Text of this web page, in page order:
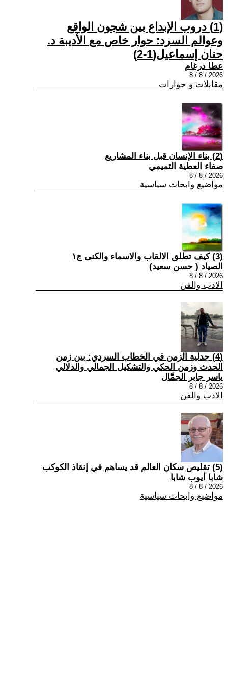
(1) دروب الإبداع بين شجون الواقع
وعوالم السرد: حوار خاص مع الأديبة د.
حنان إسماعيل(1-2)
عطا درغام
2026 / 8 / 8
مقابلات و حوارات
(2) بناء الإنسان قبل بناء المشاريع
صفاء العطية التميمي
2026 / 8 / 8
مواضيع وابحاث سياسية
(3) كيف تطلق الالقاب والاسماء والكنى ج١
الصياد ‏( حسن سعيد‏)
2026 / 8 / 8
الادب والفن
(4) جدلية الزمن في الخطاب السردي: بين زمن
الحدث وزمن الحكي والتشكيل الجمالي والدلالي
ياسر جابر الجمَّال
2026 / 8 / 8
الادب والفن
(5) تقليص سكان العالم قد يساهم في إنقاذ الكوكب
شابا أيوب شابا
2026 / 8 / 8
مواضيع وابحاث سياسية